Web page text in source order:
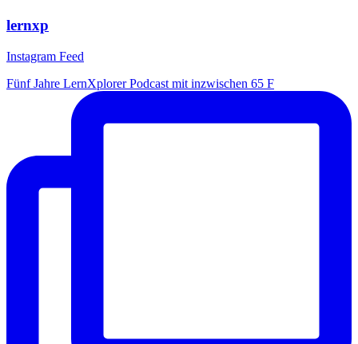
lernxp
Instagram Feed
Fünf Jahre LernXplorer Podcast mit inzwischen 65 F